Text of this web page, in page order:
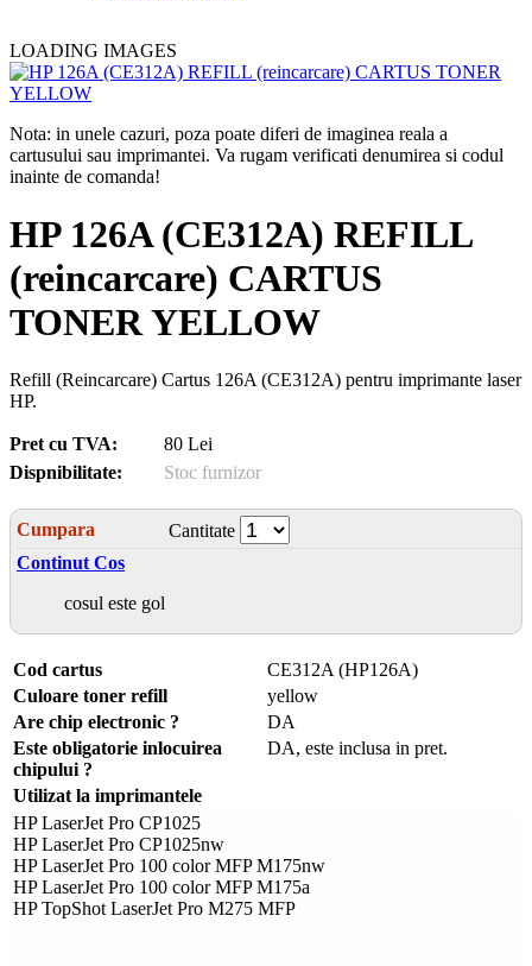
LOADING IMAGES
Nota: in unele cazuri, poza poate diferi de imaginea reala a
cartusului sau imprimantei. Va rugam verificati denumirea si codul
inainte de comanda!
HP 126A (CE312A) REFILL
(reincarcare) CARTUS
TONER YELLOW
Refill (Reincarcare) Cartus 126A (CE312A) pentru imprimante laser
HP.
Pret cu TVA:
80 Lei
Dispnibilitate:
Stoc furnizor
Cumpara
Cantitate
Continut Cos
cosul este gol
Cod cartus
CE312A (HP126A)
Culoare toner refill
yellow
Are chip electronic ?
DA
Este obligatorie inlocuirea
chipului ?
DA, este inclusa in pret.
Utilizat la imprimantele
HP LaserJet Pro CP1025
HP LaserJet Pro CP1025nw
HP LaserJet Pro 100 color MFP M175nw
HP LaserJet Pro 100 color MFP M175a
HP TopShot LaserJet Pro M275 MFP